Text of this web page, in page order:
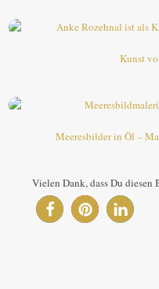
Kunst
Meeresbilder in Öl –
Vielen Dank, dass Du diesen